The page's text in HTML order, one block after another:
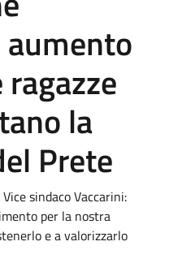
la
Prete
sindaco Vaccarini:
per la nostra
e a valorizzarlo